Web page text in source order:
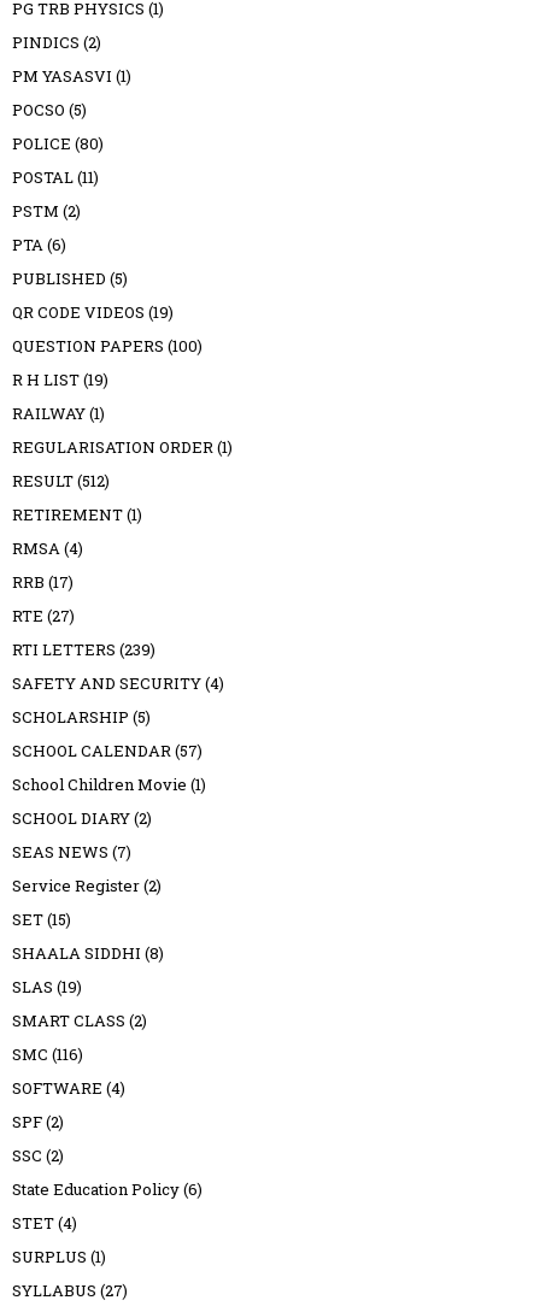
PG TRB PHYSICS (1)
PINDICS (2)
PM YASASVI (1)
POCSO (5)
POLICE (80)
POSTAL(11)
PSTM (2)
PTA(6)
PUBLISHED (5)
QR CODE VIDEOS (19)
QUESTION PAPERS (100)
R H LIST(19)
RAILWAY(1)
REGULARISATION ORDER(1)
RESULT(512)
RETIREMENT(1)
RMSA(4)
RRB (17)
RTE (27)
RTI LETTERS (239)
SAFETY AND SECURITY(4)
SCHOLARSHIP (5)
SCHOOL CALENDAR(57)
School Children Movie (1)
SCHOOL DIARY(2)
SEAS NEWS (7)
Service Register(2)
SET(15)
SHAALA SIDDHI (8)
SLAS (19)
SMART CLASS (2)
SMC (116)
SOFTWARE (4)
SPF(2)
SSC (2)
State Education Policy(6)
STET(4)
SURPLUS (1)
SYLLABUS (27)